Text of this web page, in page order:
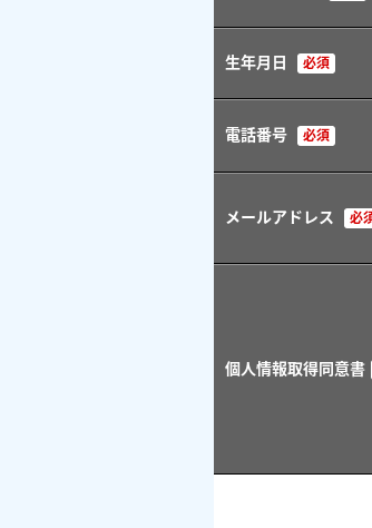
生年月日 必須
電話番号 必須
メールアドレス 必
個人情報取得同意書